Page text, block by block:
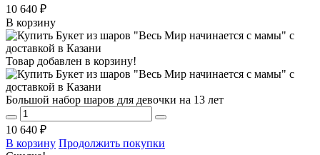
10 640 ₽
В корзину
Товар добавлен в корзину!
Большой набор шаров для девочки на 13 лет
10 640 ₽
В корзину Продолжить покупки